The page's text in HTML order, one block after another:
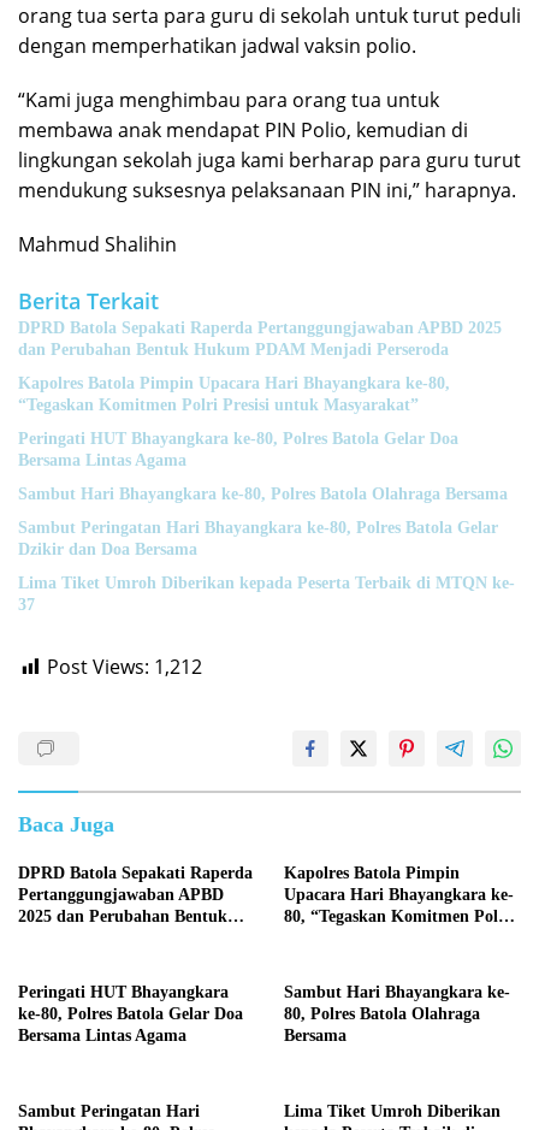
orang tua serta para guru di sekolah untuk turut peduli
dengan memperhatikan jadwal vaksin polio.
“Kami juga menghimbau para orang tua untuk
membawa anak mendapat PIN Polio, kemudian di
lingkungan sekolah juga kami berharap para guru turut
mendukung suksesnya pelaksanaan PIN ini,” harapnya.
Mahmud Shalihin
Berita Terkait
DPRD Batola Sepakati Raperda Pertanggungjawaban APBD 2025
dan Perubahan Bentuk Hukum PDAM Menjadi Perseroda
Kapolres Batola Pimpin Upacara Hari Bhayangkara ke-80,
“Tegaskan Komitmen Polri Presisi untuk Masyarakat”
Peringati HUT Bhayangkara ke-80, Polres Batola Gelar Doa
Bersama Lintas Agama
Sambut Hari Bhayangkara ke-80, Polres Batola Olahraga Bersama
Sambut Peringatan Hari Bhayangkara ke-80, Polres Batola Gelar
Dzikir dan Doa Bersama
Lima Tiket Umroh Diberikan kepada Peserta Terbaik di MTQN ke-
37
Post Views: 1,212
Baca Juga
DPRD Batola Sepakati Raperda
Pertanggungjawaban APBD
2025 dan Perubahan Bentuk
Kapolres Batola Pimpin
Upacara Hari Bhayangkara ke-
80, “Tegaskan Komitmen Polri
Peringati HUT Bhayangkara
ke-80, Polres Batola Gelar Doa
Bersama Lintas Agama
Sambut Hari Bhayangkara ke-
80, Polres Batola Olahraga
Bersama
Sambut Peringatan Hari
Lima Tiket Umroh Diberikan